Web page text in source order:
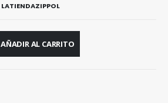
LATIENDAZIPPOL
AÑADIR AL CARRITO